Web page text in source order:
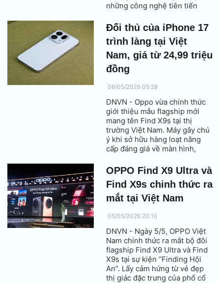
những công nghệ tiên tiến
và thiết kế.
Đối thủ của iPhone 17
trình làng tại Việt
Nam, giá từ 24,99 triệu
đồng
06/05/2026 05:28
DNVN - Oppo vừa chính thức
giới thiệu mẫu flagship mới
mang tên Find X9s tại thị
trường Việt Nam. Máy gây chú
ý khi sở hữu hàng loạt nâng
cấp đáng giá về màn hình,
là viên pin dung lượng lớn
hiếm thấy trong phân khúc.
OPPO Find X9 Ultra và
Find X9s chinh thức ra
mắt tại Việt Nam
05/05/2026 20:10
DNVN - Ngày 5/5, OPPO Việt
Nam chính thức ra mắt bộ đôi
flagship Find X9 Ultra và Find
X9s tại sự kiện “Finding Hội
An”. Lấy cảm hứng từ vẻ đẹp
thị giác đặc trưng của phố cổ